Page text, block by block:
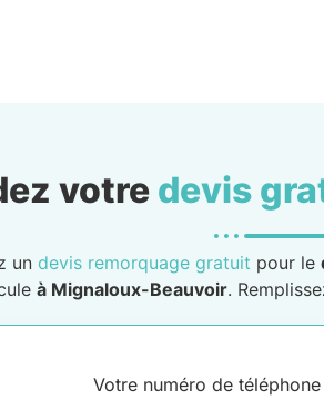
votre devis
un devis remorquage gratuit pour le
à Mignaloux-Beauvoir.
Votre numéro de téléphone